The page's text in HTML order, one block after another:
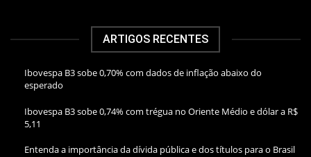
ARTIGOS RECENTES
Ibovespa B3 sobe 0,70% com dados de inflação abaixo do
esperado
Ibovespa B3 sobe 0,74% com trégua no Oriente Médio e dólar a R$
5,11
Entenda a importância da dívida pública e dos títulos para o Brasil